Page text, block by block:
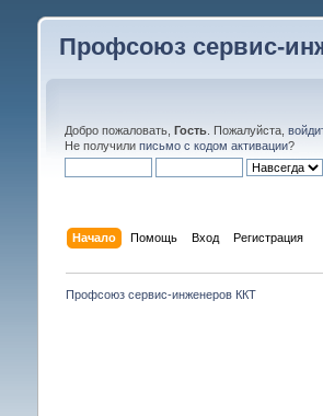
Профсоюз сервис-
Добро пожаловать, Гость. Пожалуйста,
Не получили письмо с кодом активации?
Начало Помощь Вход Регистрация
Профсоюз сервис-инженеров ККТ